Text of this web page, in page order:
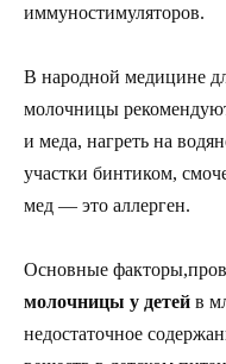
иммуностимуляторов.
В народной медицине
молочницы
и меда, нагреть на
участки бинтиком,
мед — это аллерген.
Основные
молочницы у детей в
недостаточное